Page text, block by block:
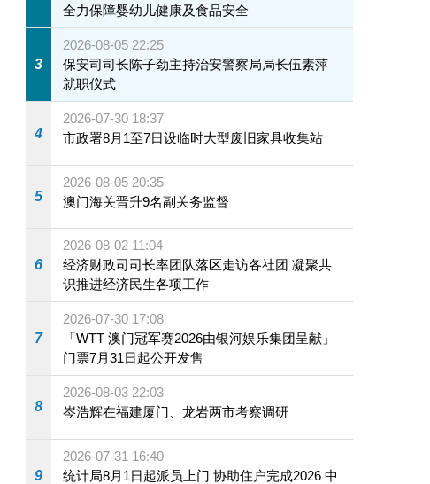
全力保障婴幼儿健康及食品安全
3
2026-08-05 22:25
保安司司长陈子劲主持治安警察局局长伍素萍
就职仪式
4
2026-07-30 18:37
市政署8月1至7日设临时大型废旧家具收集站
5
2026-08-05 20:35
澳门海关晋升9名副关务监督
6
2026-08-02 11:04
经济财政司司长率团队落区走访各社团 凝聚共
识推进经济民生各项工作
7
2026-07-30 17:08
「WTT 澳门冠军赛2026由银河娱乐集团呈献」
门票7月31日起公开发售
8
2026-08-03 22:03
岑浩辉在福建厦门、龙岩两市考察调研
9
2026-07-31 16:40
统计局8月1日起派员上门 协助住户完成2026 中